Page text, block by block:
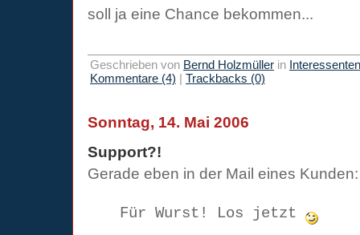
soll ja eine Chance bekommen...
Geschrieben von Bernd Holzmüller in
Kommentare (4) | Trackbacks (0)
Sonntag, 14. Mai 2006
Support?!
Gerade eben in der Mail eines Kunden:
Für Wurst! Los jetzt